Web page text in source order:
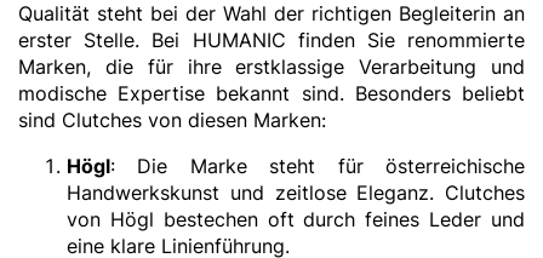
Qualität steht bei der Wahl der richtigen Begleiterin an
erster Stelle. Bei HUMANIC finden Sie renommierte
Marken, die für ihre erstklassige Verarbeitung und
modische Expertise bekannt sind. Besonders beliebt
sind Clutches von diesen Marken:
Högl: Die Marke steht für österreichische
Handwerkskunst und zeitlose Eleganz. Clutches
von Högl bestechen oft durch feines Leder und
eine klare Linienführung.